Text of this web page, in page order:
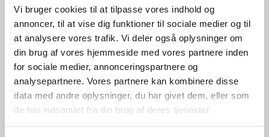
Vi bruger cookies til at tilpasse vores indhold og
annoncer, til at vise dig funktioner til sociale medier og til
at analysere vores trafik. Vi deler også oplysninger om
din brug af vores hjemmeside med vores partnere inden
for sociale medier, annonceringspartnere og
analysepartnere. Vores partnere kan kombinere disse
data med andre oplysninger, du har givet dem, eller som
de har indsamlet fra din brug af deres tjenester.
DK-7100 Vejle
CVR-nr.: 54664028
Tel.:+45 75 71 18 00
NAVIGATION
Forbrugere
Professionelle
Kvalitet
Om os